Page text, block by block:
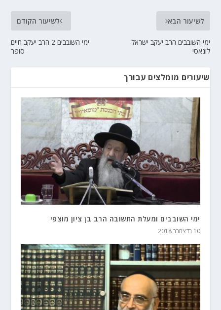
לשיעור הקודם
ימי השובבים 2 הרב יעקב חיים
סופר
לשיעור הבא
ימי השובבים הרב יעקב ישראל
לוגאסי
שיעורים מומלצים עבורך
ימי השובבים ומעלת התשובה הרב בן ציון מוצפי
10 בדצמבר 2018